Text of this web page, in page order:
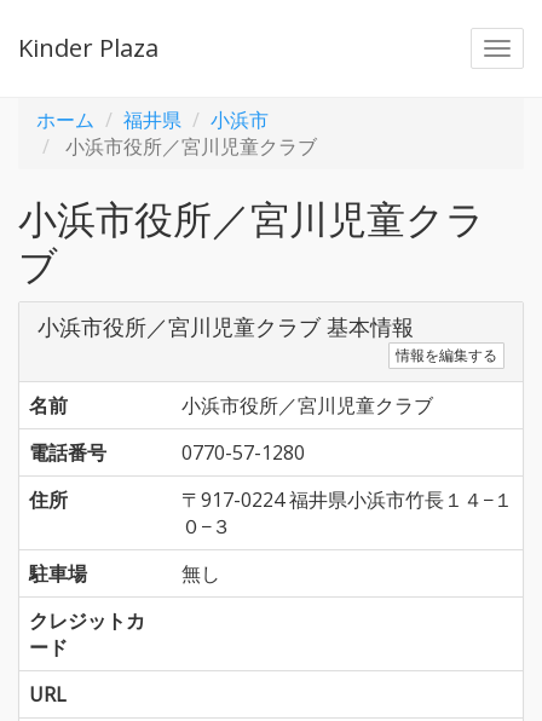
Kinder Plaza
ホーム 福井県
小浜市
小浜市役所／宮川児童クラブ
小浜市役所／宮川児童クラ
ブ
小浜市役所／宮川児童クラブ 基本情報
情報を編集する
名前
小浜市役所／宮川児童クラブ
電話番号
0770-57-1280
住所
〒917-0224 福井県小浜市竹長１４−１
０−３
駐車場
無し
クレジットカ
ード
URL